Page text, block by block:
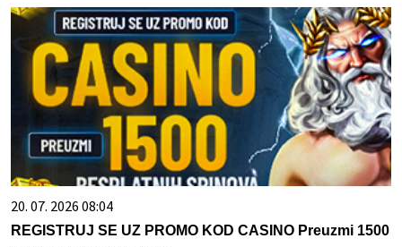
20. 07. 2026 08:04
REGISTRUJ SE UZ PROMO KOD CASINO Preuzmi 1500